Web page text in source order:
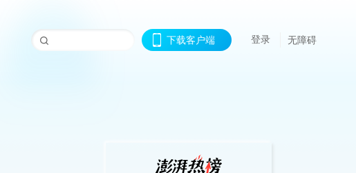
下载客户端 登录 无障碍